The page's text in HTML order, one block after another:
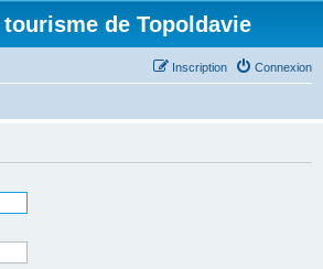
de Topoldavie
Connexion
Inscription